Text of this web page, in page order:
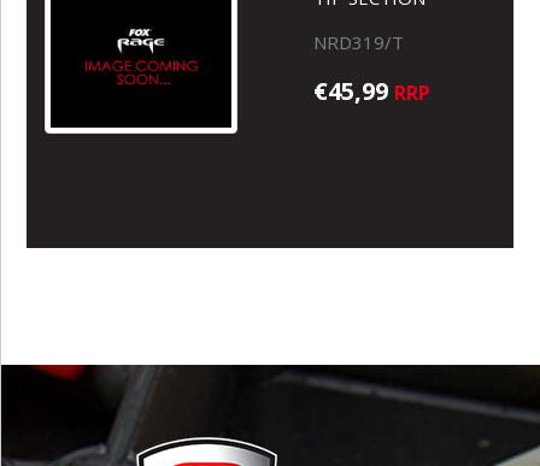
NRD319/T
€45,99 RRP